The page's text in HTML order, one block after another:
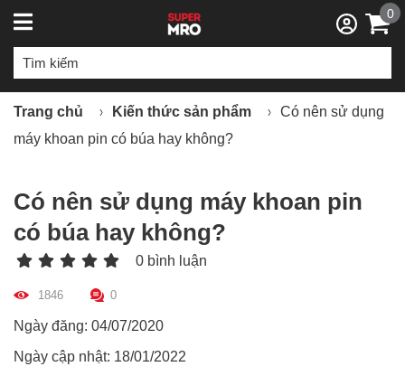
0
Trang chủ Kiến thức sản phẩm
Có nên sử dụng
máy khoan pin có búa hay không?
Có nên sử dụng máy khoan pin
có búa hay không?
0 bình luận
1846 0
Ngày đăng: 04/07/2020
Ngày cập nhật: 18/01/2022